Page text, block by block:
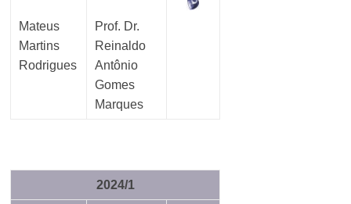
Mateus
Martins
Rodrigues
Prof. Dr.
Reinaldo
Antônio
Gomes
Marques
2024/1